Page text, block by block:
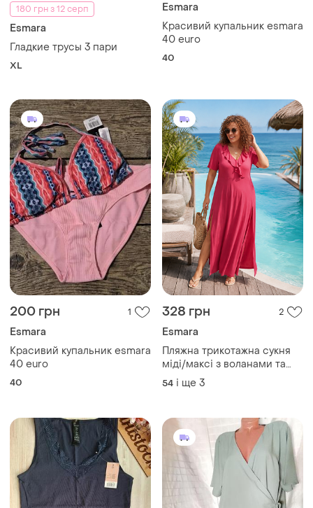
180 грн з 12 серп
Esmara
Гладкие трусы 3 пари
XL
Esmara
Красивий купальник esmara
40 euro
40
200 грн 1
Esmara
Красивий купальник esmara
40 euro
40
328 грн 2
Esmara
Пляжна трикотажна сукня
міді/максі з воланами та
боковими розрізами батал
54 і ще 3